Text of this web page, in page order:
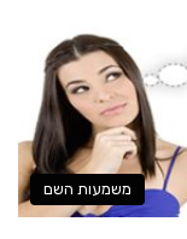
משמעות השם